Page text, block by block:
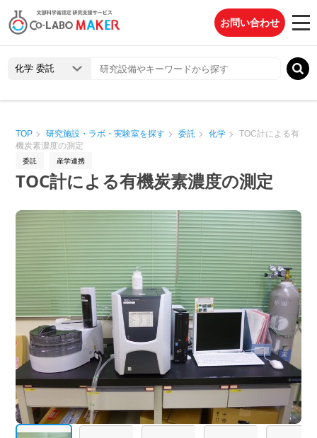
お問い合わせ
TOP 研究施設・ラボ・実験室を探す 委託 化学
TOC計による有
機炭素濃度の測定
委託
産学連携
TOC計による有機炭素濃度の測定